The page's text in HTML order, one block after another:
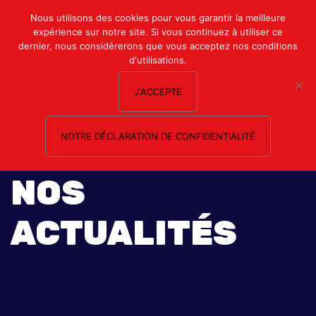
Mon compte
Nous contacter
NOS
ACTUALITÉS
Nous utilisons des cookies pour vous garantir la meilleure
expérience sur notre site. Si vous continuez à utiliser ce
dernier, nous considérerons que vous acceptez nos conditions
d'utilisations.
J'ACCEPTE
NOTRE DÉCLARATION DE CONFIDENTIALITÉ